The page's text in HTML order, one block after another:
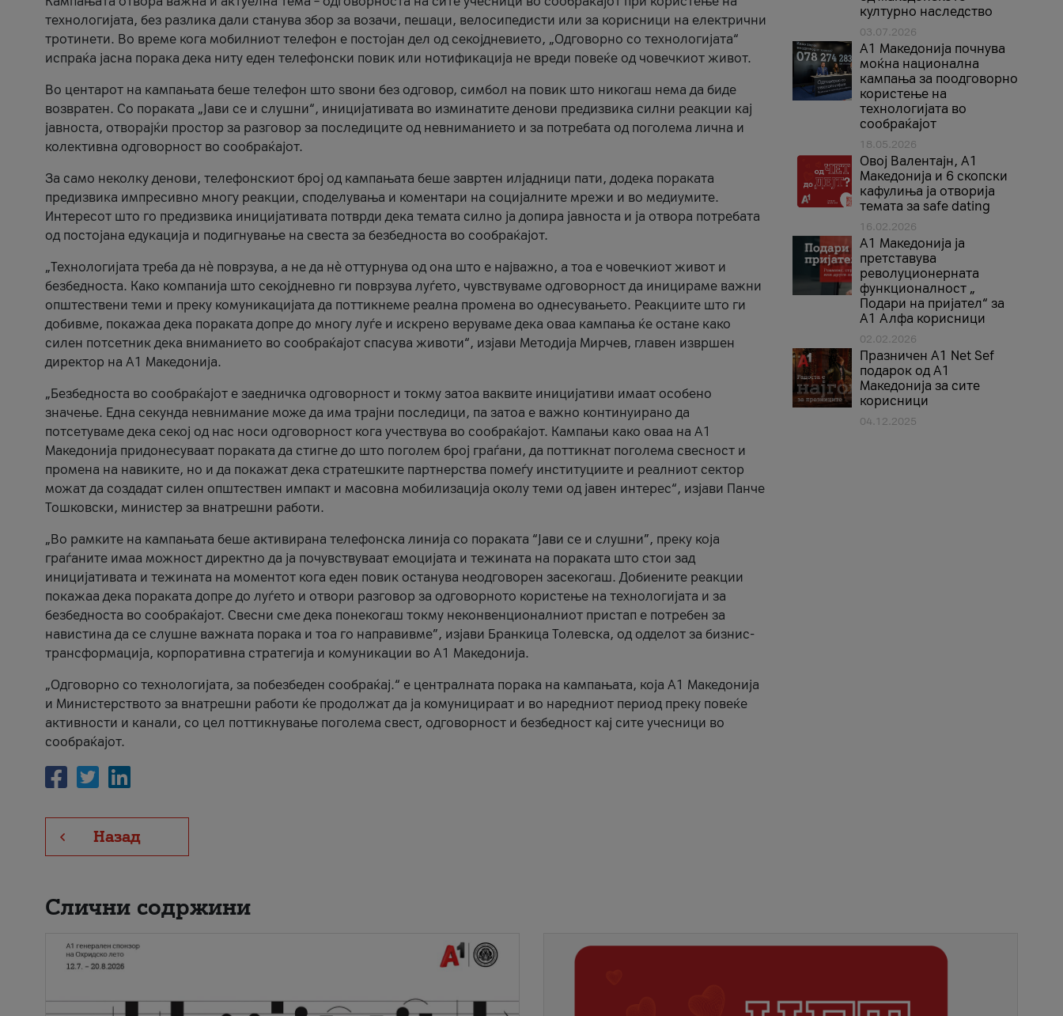
технологијата, без разлика дали станува збор за возачи, пешаци, велосипедисти или за корисници на електрични
тротинети. Во време кога мобилниот телефон е постојан дел од секојдневието, „Одговорно со технологијата“
испраќа јасна порака дека ниту еден телефонски повик или нотификација не вреди повеќе од човечкиот живот.
Во центарот на кампањата беше телефон што ѕвони без одговор, симбол на повик што никогаш нема да биде
возвратен. Со пораката „Јави се и слушни“, иницијативата во изминатите денови предизвика силни реакции кај
јавноста, отворајќи простор за разговор за последиците од невниманието и за потребата од поголема лична и
колективна одговорност во сообраќајот.
За само неколку денови, телефонскиот број од кампањата беше завртен илјадници пати, додека пораката
предизвика импресивно многу реакции, споделувања и коментари на социјалните мрежи и во медиумите.
Интересот што го предизвика иницијативата потврди дека темата силно ја допира јавноста и ја отвора потребата
од постојана едукација и подигнување на свеста за безбедноста во сообраќајот.
„Технологијата треба да нè поврзува, а не да нè оттурнува од она што е најважно, а тоа е човечкиот живот и
безбедноста. Како компанија што секојдневно ги поврзува луѓето, чувствуваме одговорност да иницираме важни
општествени теми и преку комуникацијата да поттикнеме реална промена во однесувањето. Реакциите што ги
добивме, покажаа дека пораката допре до многу луѓе и искрено веруваме дека оваа кампања ќе остане како
силен потсетник дека вниманието во сообраќајот спасува животи“, изјави Методија Мирчев, главен извршен
директор на А1 Македонија.
„Безбедноста во сообраќајот е заедничка одговорност и токму затоа ваквите иницијативи имаат особено
значење. Една секунда невнимание може да има трајни последици, па затоа е важно континуирано да
потсетуваме дека секој од нас носи одговорност кога учествува во сообраќајот. Кампањи како оваа на A1
Македонија придонесуваат пораката да стигне до што поголем број граѓани, да поттикнат поголема свесност и
промена на навиките, но и да покажат дека стратешките партнерства помеѓу институциите и реалниот сектор
можат да создадат силен општествен импакт и масовна мобилизација околу теми од јавен интерес“, изјави Панче
Тошковски, министер за внатрешни работи.
„Во рамките на кампањата беше активирана телефонска линија со пораката “Јави се и слушни”, преку која
граѓаните имаа можност директно да ја почувствуваат емоцијата и тежината на пораката што стои зад
иницијативата и тежината на моментот кога еден повик останува неодговорен засекогаш. Добиените реакции
покажаа дека пораката допре до луѓето и отвори разговор за одговорното користење на технологијата и за
безбедноста во сообраќајот. Свесни сме дека понекогаш токму неконвенционалниот пристап е потребен за
навистина да се слушне важната порака и тоа го направивме”, изјави Бранкица Толевска, од одделот за бизнис-
трансформација, корпоративна стратегија и комуникации во А1 Македонија.
„Одговорно со технологијата, за побезбеден сообраќај.“ е централната порака на кампањата, која A1 Македонија
и Министерството за внатрешни работи ќе продолжат да ја комуницираат и во наредниот период преку повеќе
активности и канали, со цел поттикнување поголема свест, одговорност и безбедност кај сите учесници во
сообраќајот.
Назад
културно наследство
03.07.2026
A1 Македонија почнува
моќна национална
кампања за поодговорно
користење на
технологијата во
сообраќајот
18.05.2026
Овој Валентајн, A1
Македонија и 6 скопски
кафулиња ја отворија
темата за safe dating
16.02.2026
А1 Македонија ја
претставува
револуционерната
функционалност „
Подари на пријател“ за
А1 Алфа корисници
02.02.2026
Празничен A1 Net Sеf
подарок од А1
Македонија за сите
корисници
04.12.2025
Слични содржини